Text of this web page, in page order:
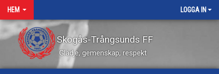
HEM LOGGA IN
Skogås-Trångsunds FF
Glädje, gemenskap, respekt